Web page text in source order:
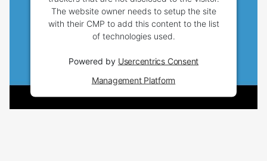
The website owner needs to setup the site
with their CMP to add this content to the list
of technologies used.
Powered by Usercentrics Consent
Management Platform